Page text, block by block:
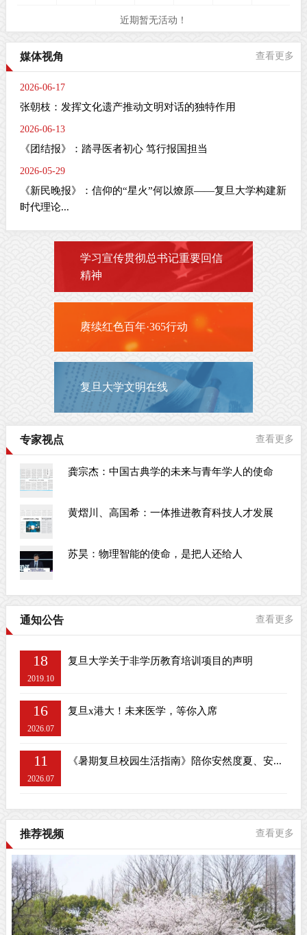
近期暂无活动！
媒体视角 查看更多
2026-06-17
张朝枝：发挥文化遗产推动文明对话的独特作用
2026-06-13
《团结报》：踏寻医者初心 笃行报国担当
2026-05-29
《新民晚报》：信仰的“星火”何以燎原——复旦大学构建新
时代理论...
学习宣传贯彻总书记重要回信
精神
赓续红色百年·365行动
复旦大学文明在线
专家视点 查看更多
龚宗杰：中国古典学的未来与青年学人的使命
黄熠川、高国希：一体推进教育科技人才发展
苏昊：物理智能的使命，是把人还给人
通知公告 查看更多
18
2019.10
复旦大学关于非学历教育培训项目的声明
16
2026.07
复旦x港大！未来医学，等你入席
11
2026.07
《暑期复旦校园生活指南》陪你安然度夏、安...
推荐视频 查看更多